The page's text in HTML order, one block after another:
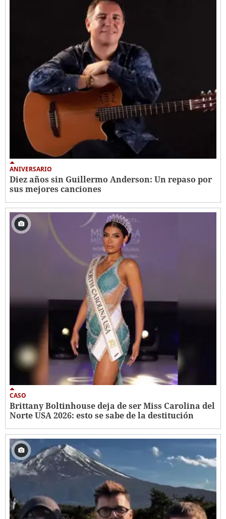
ANIVERSARIO
Diez años sin Guillermo Anderson: Un repaso por
sus mejores canciones
CASO
Brittany Boltinhouse deja de ser Miss Carolina del
Norte USA 2026: esto se sabe de la destitución